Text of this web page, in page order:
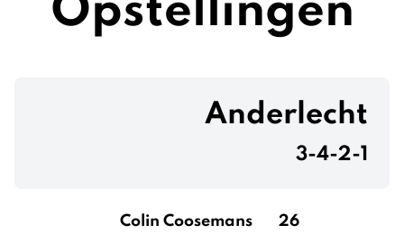
Opstellingen
Anderlecht
3-4-2-1
Colin Coosemans 26